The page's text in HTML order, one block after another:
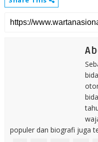
populer dan biografi juga